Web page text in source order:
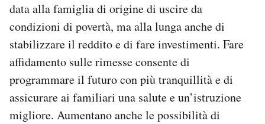
data alla famiglia di origine di uscire da
condizioni di povertà, ma alla lunga anche di
stabilizzare il reddito e di fare investimenti. Fare
affidamento sulle rimesse consente di
programmare il futuro con più tranquillità e di
assicurare ai familiari una salute e un’istruzione
migliore. Aumentano anche le possibilità di